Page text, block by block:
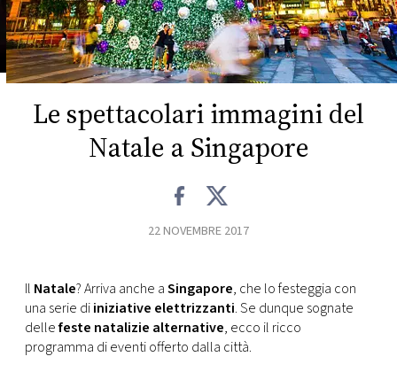
FOTO
CONCORSI
PRINCIPATO
DI
MONACO
Le spettacolari immagini del
Natale a Singapore
22 NOVEMBRE 2017
Il Natale? Arriva anche aSingapore, che lo festeggia con
una serie diiniziative elettrizzanti. Se dunque sognate
dellefeste natalizie alternative, ecco il ricco
programma di eventi offerto dalla città.